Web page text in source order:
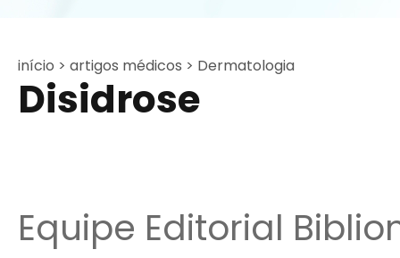
início > artigos médicos > Dermatologia
Disidrose
Equipe Editorial